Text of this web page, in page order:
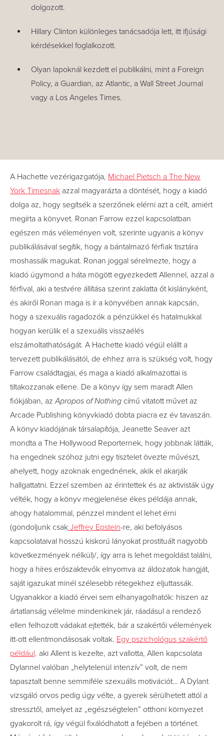
dolgozott.
Hillary Clinton különleges tanácsadója lett, itt ifjúsági
kérdésekkel foglalkozott.
Olyan lapoknál kezdett el publikálni, mint a Foreign
Policy, a Guardian, az Atlantic, a Wall Street Journal
vagy a Los Angeles Times.
A Hachette vezérigazgatója, Michael Pietsch a The New
York Timesnak azzal magyarázta a döntését, hogy a kiadó
dolga az, hogy segítsék a szerzőnek elérni azt a célt, amiért
megírta a könyvet. Ronan Farrow ezzel kapcsolatban
egészen más véleményen volt, szerinte ugyanis a könyv
publikálásával segítik, hogy a bántalmazó férfiak tisztára
moshassák magukat. Ronan joggal sérelmezte, hogy a
kiadó úgymond a háta mögött egyezkedett Allennel, azzal a
férfival, aki a testvére állítása szerint zaklatta őt kislányként,
és akiről Ronan maga is ír a könyvében annak kapcsán,
hogy a szexuális ragadozók a pénzükkel és hatalmukkal
hogyan kerülik el a szexuális visszaélés
elszámoltathatóságát. A Hachette kiadó végül elállt a
tervezett publikálásától, de ehhez arra is szükség volt, hogy
Farrow családtagjai, és maga a kiadó alkalmazottai is
tiltakozzanak ellene. De a könyv így sem maradt Allen
fiókjában, azApropos of Nothing című vitatott művet az
Arcade Publishing könyvkiadó dobta piacra ez év tavaszán.
A könyv kiadójának társalapítója, Jeanette Seaver azt
mondta a The Hollywood Reporternek, hogy jobbnak látták,
ha engednek szóhoz jutni egy tisztelet övezte művészt,
ahelyett, hogy azoknak engednének, akik el akarják
hallgattatni. Ezzel szemben az érintettek és az aktivisták úgy
vélték, hogy a könyv megjelenése ékes példája annak,
ahogy hatalommal, pénzzel mindent el lehet érni
(gondoljunk csak Jeffrey Epstein-re, aki befolyásos
kapcsolataival hosszú kiskorú lányokat prostituált nagyobb
következmények nélkül)/, így arra is lehet megoldást találni,
hogy a híres erőszaktevők elnyomva az áldozatok hangját,
saját igazukat minél szélesebb rétegekhez eljuttassák.
Ugyanakkor a kiadó érvei sem elhanyagolhatók: hiszen az
ártatlanság vélelme mindenkinek jár, ráadásul a rendező
ellen felhozott vádakat ejtették, bár a szakértői vélemények
itt-ott ellentmondásosak voltak. Egy pszichológus szakértő
például, aki Allent is kezelte, azt vallotta, Allen kapcsolata
Dylannel valóban „helytelenül intenzív” volt, de nem
tapasztalt benne semmiféle szexuális motivációt… A Dylant
vizsgáló orvos pedig úgy vélte, a gyerek sérülhetett attól a
stressztől, amelyet az „egészségtelen” otthoni környezet
gyakorolt rá, így végül fixálódhatott a fejében a történet.